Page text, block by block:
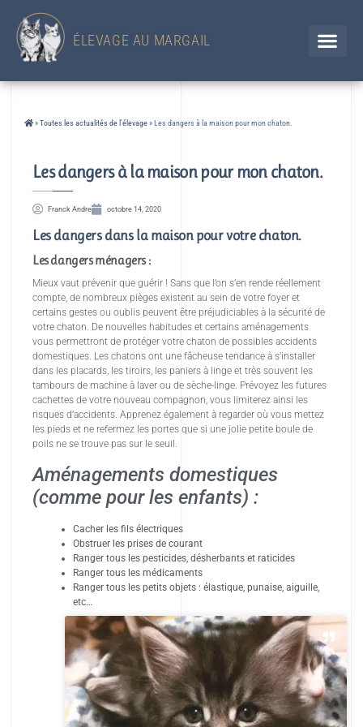
ÉLEVAGE AU MARGAIL
»Toutes les actualités de l'élevage» Les dangers à la maison pour mon chaton.
Les dangers à la maison pour mon chaton.
Franck Andre octobre 14, 2020
Les dangers dans la maison pour votre chaton.
Les dangers ménagers :
Mieux vaut prévenir que guérir ! Sans que l’on s’en rende réellement
compte, de nombreux pièges existent au sein de votre foyer et
certains gestes ou oublis peuvent être préjudiciables à la sécurité de
votre chaton. De nouvelles habitudes et certains aménagements
vous permettront de protéger votre chaton de possibles accidents
domestiques. Les chatons ont une fâcheuse tendance à s’installer
dans les placards, les tiroirs, les paniers à linge et très souvent les
tambours de machine à laver ou de sèche-linge. Prévoyez les futures
cachettes de votre nouveau compagnon, vous limiterez ainsi les
risques d’accidents. Apprenez également à regarder où vous mettez
les pieds et ne refermez les portes que si une jolie petite boule de
poils ne se trouve pas sur le seuil.
Aménagements domestiques
(comme pour les enfants) :
Cacher les fils électriques
Obstruer les prises de courant
Ranger tous les pesticides, désherbants et raticides
Ranger tous les médicaments
Ranger tous les petits objets : élastique, punaise, aiguille,
etc…
(Le Livre du Chaton)
Les plantes d’intérieur :
Par instinct, le chaton ne mange pas les plantes qui lui sont nocives,
mais il est prudent d’éviter les plantes toxiques dans votre foyer. Pour
avoir une liste exhaustive, consultez votre vétérinaire. Liste des
principales plantes nocives : – Cyclamen, – Houx, – Gui, – Glycine, –